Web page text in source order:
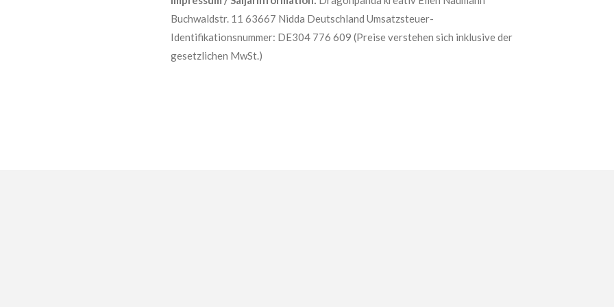
Buchwaldstr. 11 63667 Nidda Deutschland Umsatzsteuer-
Identifikationsnummer: DE304 776 609 (Preise verstehen sich inklusive der
gesetzlichen MwSt.)